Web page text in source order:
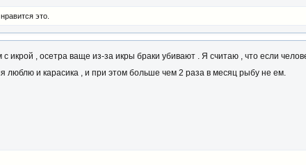
нравится это.
икрой , осетра ваще из-за икры браки убивают . Я считаю , что если
люблю и карасика , и при этом больше чем 2 раза в месяц рыбу не ем.